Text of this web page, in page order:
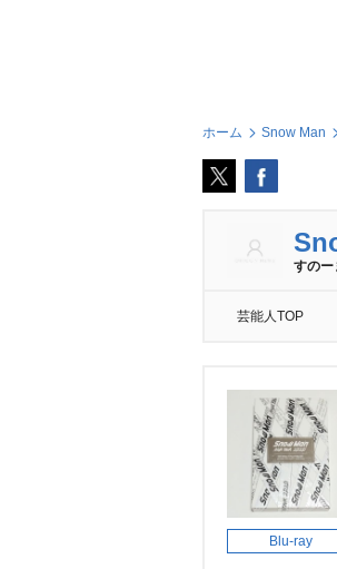
ホーム Snow Man
すのー
芸能人TOP
Blu-ray